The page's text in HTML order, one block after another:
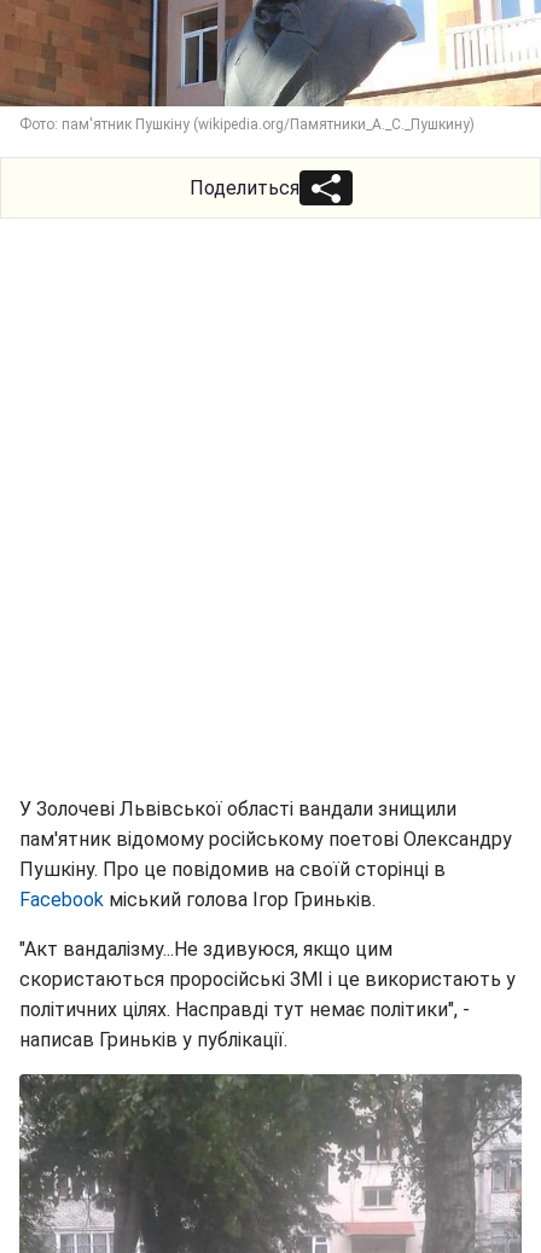
Фото: пам'ятник Пушкіну (wikipedia.org/Памятники_А._С._Пушкину)
Поделиться
У Золочеві Львівської області вандали знищили
пам'ятник відомому російському поетові Олександру
Пушкіну. Про це повідомив на своїй сторінці в
Facebook міський голова Ігор Гриньків.
"Акт вандалізму...Не здивуюся, якщо цим
скористаються проросійські ЗМІ і це використають у
політичних цілях. Насправді тут немає політики", -
написав Гриньків у публікації.